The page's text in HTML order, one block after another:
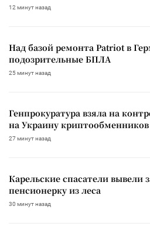
12 минут назад
Над базой ремонта Patriot в
подозрительные БПЛА
25 минут назад
Генпрокуратура взяла на
на Украину криптообменников
27 минут назад
Карельские спасатели вывели
пенсионерку из леса
30 минут назад